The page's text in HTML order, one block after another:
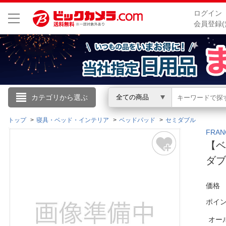
ログイン
会員登録
カテゴリから選ぶ 全ての商品
こんにちは
ログイン
閲覧履歴
トップ 寝具・ベッド・インテリア ベッドパッド セミダブル
【
ダ
価格
ポイ
オー